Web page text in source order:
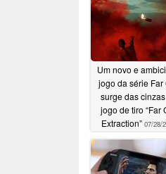
Um novo e
jogo da série Far
surge das
jogo de tiro “Far
Extraction” 07/28/